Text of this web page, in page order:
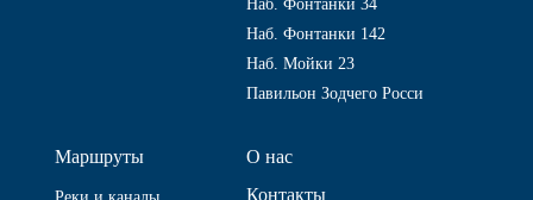
Наб. Фонтанки 34
Наб. Фонтанки 142
Наб. Мойки 23
Павильон Зодчего Росси
Маршруты
О нас
Контакты